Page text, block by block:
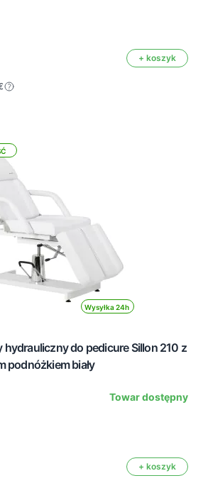
+ koszyk
Wysyłka 24h
hydrauliczny do pedicure Sillon 210 z
podnóżkiem biały
Towar dostępny
+ koszyk